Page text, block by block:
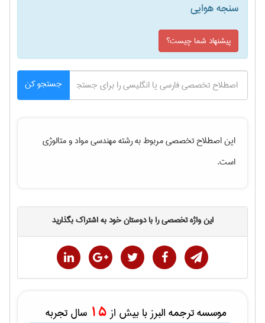
سنجه هوایی
پیشنهاد شما چیست؟
جستجو کن
این اصطلاح تخصصی مربوط به رشتهمهندسی مواد و متالوژی
است.
این واژه تخصصی را با دوستان خود به اشتراک بگذارید
موسسه ترجمه البرز با بیش از 15 سال تجربه